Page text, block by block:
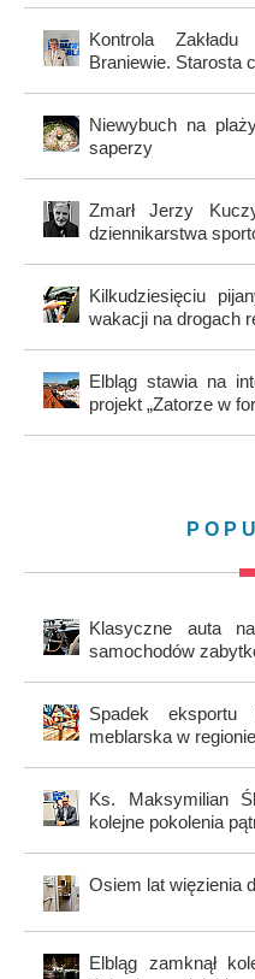
Kontrola Zakładu
Braniewie. Starosta
Niewybuch na
saperzy
Zmarł Jerzy
dziennikarstwa
Kilkudziesięciu
wakacji na drogach
Elbląg stawia na
projekt „Zatorze w
Klasyczne auta
samochodów
Spadek
meblarska w
Ks. Maksymilian
kolejne pokolenia
Osiem lat więzienia
Elbląg zamknął